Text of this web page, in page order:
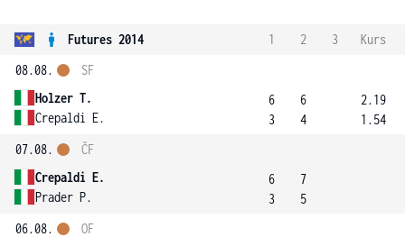
Futures 2014 1 2 3
Kurs
08.08.
Holzer T.
Crepaldi E.
SF
6
3
6
4
2.19
1.54
07.08.
Crepaldi E.
Prader P.
ČF
6
3
7
5
06.08.
OF